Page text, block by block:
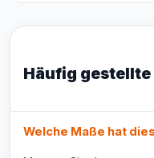
Häufig gestellte
Welche Maße hat